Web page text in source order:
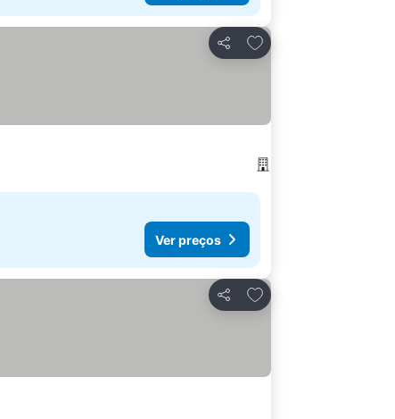
Partilhar
Adicionar aos favoritos
Ver preços
Partilhar
Adicionar aos favoritos